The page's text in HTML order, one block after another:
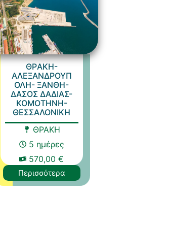
ΘΡAKH-
ΑΛΕΞΑΝΔΡΟΥΠ
ΟΛΗ- ΞΑΝΘΗ-
ΔΑΣΟΣ ΔΑΔΙΑΣ-
ΚΟΜΟΤΗΝΗ-
ΘΕΣΣΑΛΟΝΙΚΗ
ΘΡΑΚΗ
5 ημέρες
570,00 €
Περισσότερα